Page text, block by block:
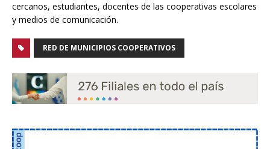
cercanos, estudiantes, docentes de las cooperativas escolares
y medios de comunicación.
RED DE MUNICIPIOS COOPERATIVOS